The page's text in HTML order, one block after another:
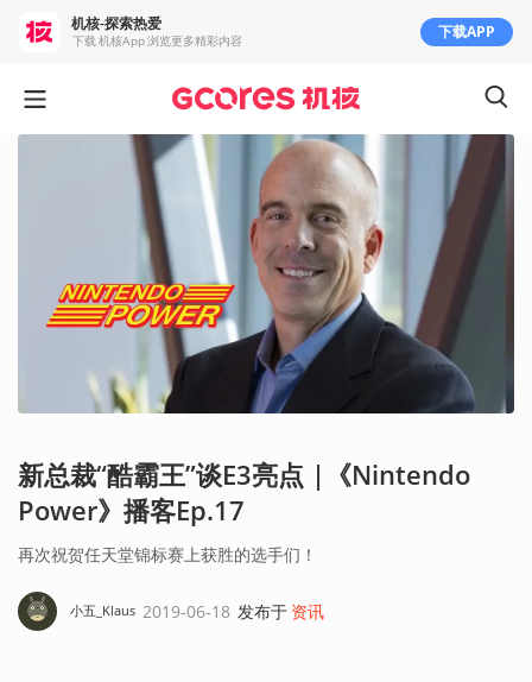
新总裁“酷霸王”谈E3亮点 |《Nintendo
Power》播客Ep.17
再次祝贺任天堂锦标赛上获胜的选手们！
小五_Klaus 2019-06-18 发布于 资讯
机核-探索热爱
下载 机核App 浏览更多精彩内容 下载APP